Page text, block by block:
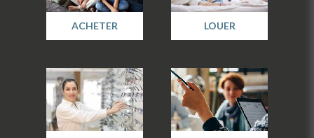
ACHETER LOUER